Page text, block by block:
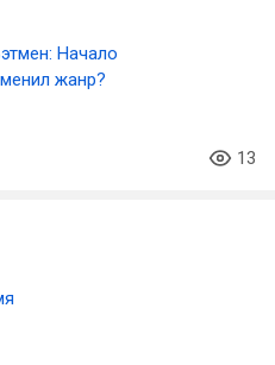
Начало
жанр?
13